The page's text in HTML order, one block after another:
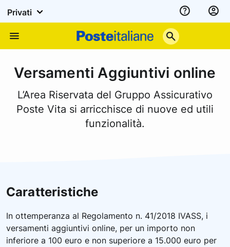
Privati
Assistenza
Italiane
Versamenti Aggiuntivi online
L’Area Riservata del Gruppo Assicurativo
Poste Vita si arricchisce di nuove ed utili
funzionalità.
Caratteristiche
In ottemperanza al Regolamento n. 41/2018 IVASS, i
versamenti aggiuntivi online, per un importo non
inferiore a 100 euro e non superiore a 15.000 euro per